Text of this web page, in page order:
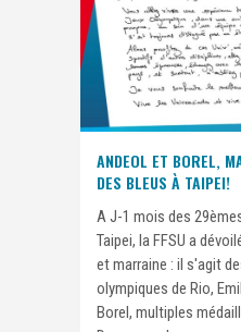
ANDEOL ET BOREL,
DES BLEUS À TAIPEI!
A J-1 mois des
Taipei, la FFSU a
et marraine : il s'agit
olympiques de Rio,
Borel, multiples